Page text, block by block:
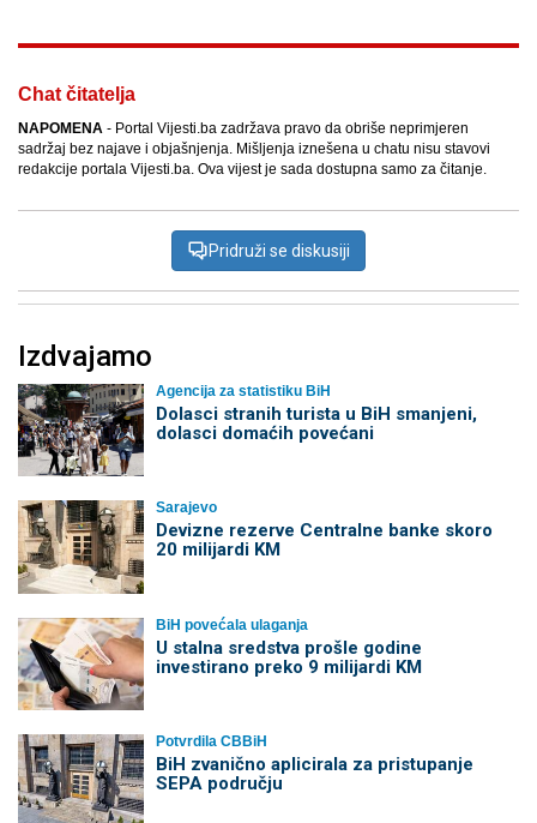
Chat čitatelja
NAPOMENA - Portal Vijesti.ba zadržava pravo da obriše neprimjeren
sadržaj bez najave i objašnjenja. Mišljenja iznešena u chatu nisu stavovi
redakcije portala Vijesti.ba. Ova vijest je sada dostupna samo za čitanje.
Pridruži se diskusiji
Izdvajamo
Agencija za statistiku BiH
Dolasci stranih turista u BiH smanjeni,
dolasci domaćih povećani
Sarajevo
Devizne rezerve Centralne banke skoro
20 milijardi KM
BiH povećala ulaganja
U stalna sredstva prošle godine
investirano preko 9 milijardi KM
Potvrdila CBBiH
BiH zvanično aplicirala za pristupanje
SEPA području